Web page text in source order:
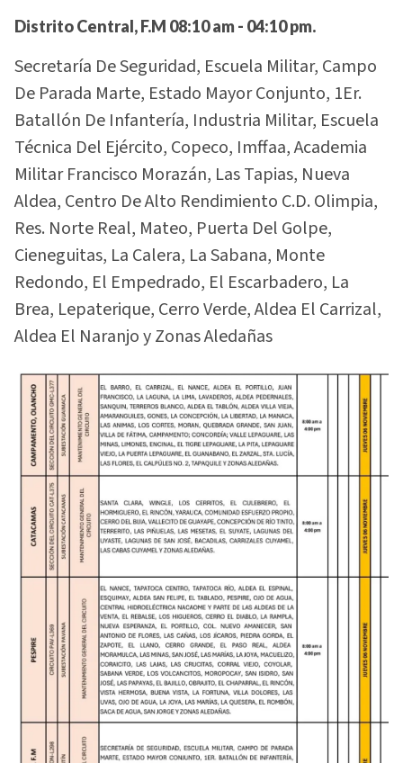
Distrito Central, F.M 08:10 am - 04:10 pm.
Secretaría De Seguridad, Escuela Militar, Campo
De Parada Marte, Estado Mayor Conjunto, 1Er.
Batallón De Infantería, Industria Militar, Escuela
Técnica Del Ejército, Copeco, Imffaa, Academia
Militar Francisco Morazán, Las Tapias, Nueva
Aldea, Centro De Alto Rendimiento C.D. Olimpia,
Res. Norte Real, Mateo, Puerta Del Golpe,
Cieneguitas, La Calera, La Sabana, Monte
Redondo, El Empedrado, El Escarbadero, La
Brea, Lepaterique, Cerro Verde, Aldea El Carrizal,
Aldea El Naranjo y Zonas Aledañas